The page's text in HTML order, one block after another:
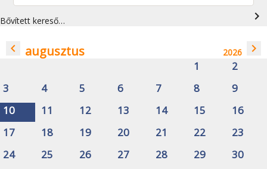
Bővített kereső… navigate_next
navigate_before augusztus 2026 navigate_next
1
2
3
4 5 6 7 8
9
10
11 12 13 14 15
16
17
18 19 20 21 22
23
24
25 26 27 28 29
30